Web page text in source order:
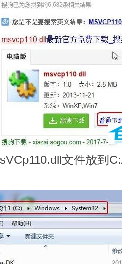
文件放到